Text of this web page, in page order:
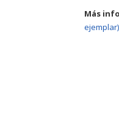
Más
ejemplar)